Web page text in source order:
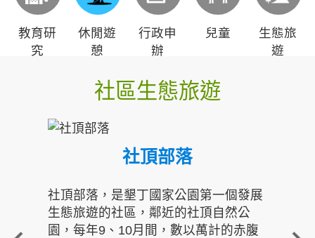
教育研
究
休閒遊
憩
行政申
辦
兒童
生態旅
遊
社區生態旅遊
社頂部落
社頂部落，是墾丁國家公園第一個發展
生態旅遊的社區，鄰近的社頂自然公
園，每年9、10月間，數以萬計的赤腹
重